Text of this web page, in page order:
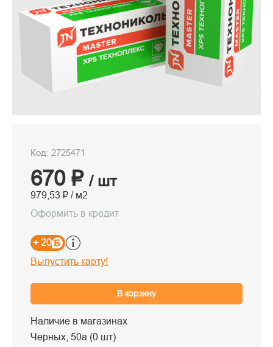
Код: 2725471
670 ₽ / шт
979,53 ₽ / м2
Оформить в кредит
+ 20
Выпустить карту!
В корзину
Наличие в магазинах
Черных, 50а (0 шт)